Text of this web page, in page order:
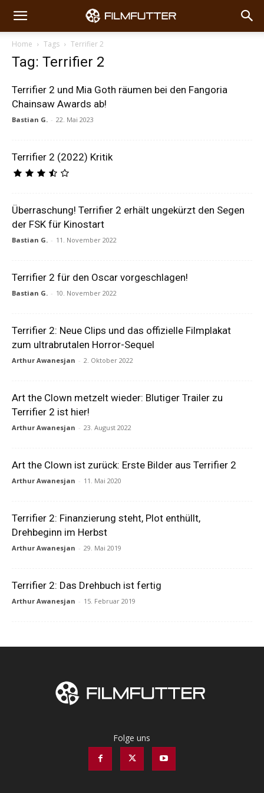
Home Tags Terrifier 2
Tag: Terrifier 2
Terrifier 2 und Mia Goth räumen bei den Fangoria
Chainsaw Awards ab!
Bastian G. - 22. Mai 2023
Terrifier 2 (2022) Kritik
Überraschung! Terrifier 2 erhält ungekürzt den Segen
der FSK für Kinostart
Bastian G. - 11. November 2022
Terrifier 2 für den Oscar vorgeschlagen!
Bastian G. - 10. November 2022
Terrifier 2: Neue Clips und das offizielle Filmplakat
zum ultrabrutalen Horror-Sequel
Arthur Awanesjan - 2. Oktober 2022
Art the Clown metzelt wieder: Blutiger Trailer zu
Terrifier 2 ist hier!
Arthur Awanesjan - 23. August 2022
Art the Clown ist zurück: Erste Bilder aus Terrifier 2
Arthur Awanesjan - 11. Mai 2020
Terrifier 2: Finanzierung steht, Plot enthüllt,
Drehbeginn im Herbst
Arthur Awanesjan - 29. Mai 2019
Terrifier 2: Das Drehbuch ist fertig
Arthur Awanesjan - 15. Februar 2019
Folge uns